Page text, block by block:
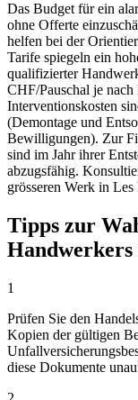
Das Budget für ein
ohne Offerte
helfen bei der
Tarife spiegeln ein
qualifizierter
CHF/Pauschal je
Interventionskosten
(Demontage und
Bewilligungen). Zur
sind im Jahr ihrer
abzugsfähig.
grösseren Werk in
Tipps zur
Handwerkers
1
Prüfen Sie den
Kopien der gültigen
diese Dokumente